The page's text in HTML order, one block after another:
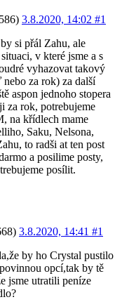
3.8.2020, 14:02 #1
si přál Zahu, ale
v které jsme a s
vyhazovat takový
za rok) za další
aspon jednoho stopera
za rok, potrebujeme
na křídlech mame
Saku, Nelsona,
to radši at ten post
a posilime posty,
posílit.
3.8.2020, 14:41 #1
by ho Crystal pustilo
opcí,tak by tě
jsme utratili peníze